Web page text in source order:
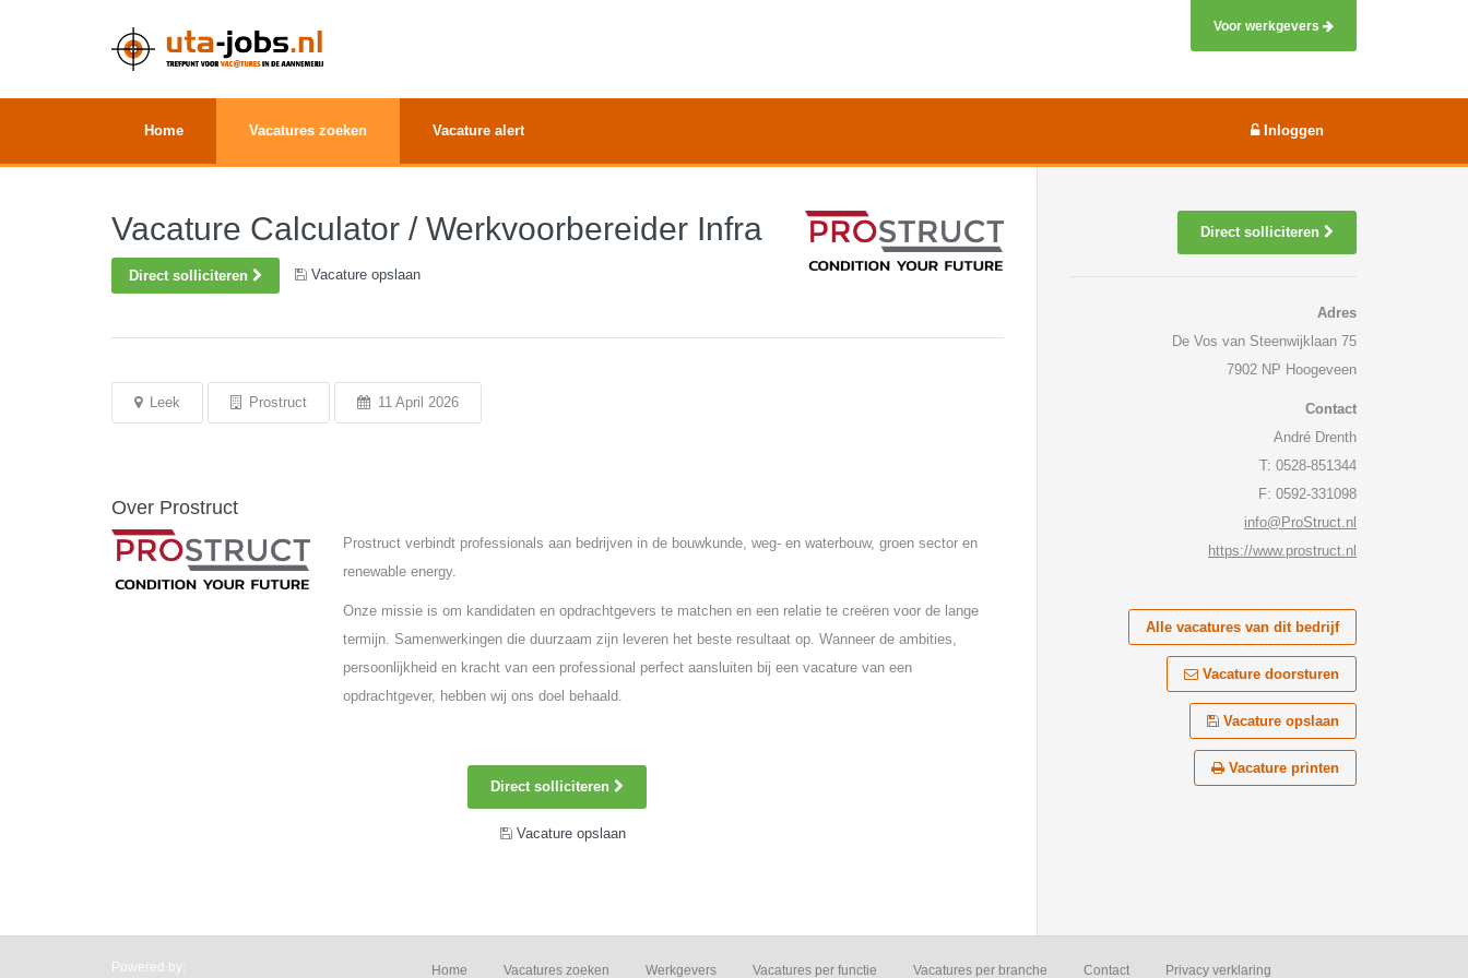
Voor werkgevers
Home Vacatures zoeken Vacature alert Inloggen
Vacature Calculator / Werkvoorbereider Infra
Direct solliciteren Vacature opslaan
Leek Prostruct 11 April 2026
Over Prostruct
Prostruct verbindt professionals aan bedrijven in de bouwkunde, weg- en waterbouw, groen sector en
renewable energy.
Onze missie is om kandidaten en opdrachtgevers te matchen en een relatie te creëren voor de lange
termijn. Samenwerkingen die duurzaam zijn leveren het beste resultaat op. Wanneer de ambities,
persoonlijkheid en kracht van een professional perfect aansluiten bij een vacature van een
opdrachtgever, hebben wij ons doel behaald.
Direct solliciteren
Vacature opslaan
Direct solliciteren
Adres
De Vos van Steenwijklaan 75
7902 NP Hoogeveen
Contact
André Drenth
T: 0528-851344
F: 0592-331098
info@ProStruct.nl
https://www.prostruct.nl
Alle vacatures van dit bedrijf
Vacature doorsturen
Vacature opslaan
Vacature printen
Powered by: Home Vacatures zoeken Werkgevers Vacatures per functie Vacatures per branche Contact Privacy verklaring